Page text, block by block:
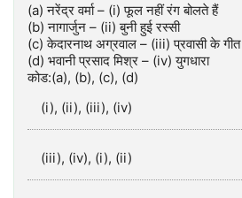
(a) नरेंद्र वर्मा – (i) फूल नहीं रंग बोलते हैं
(b) नागार्जुन – (ii) बुनी हुई रस्सी
(c) केदारनाथ अग्रवाल – (iii) प्रवासी के गीत
(d) भवानी प्रसाद मिश्र – (iv) युगधारा
कोड:(a), (b), (c), (d)
(i), (ii), (iii), (iv)
(iii), (iv), (i), (ii)